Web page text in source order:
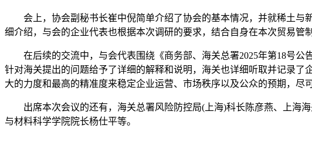
会上，协会副秘书长崔中倪简单介绍了协会的基本情况，并就稀土
细介绍，与会的企业代表也根据本次调研的要求，结合自身在本次贸易管
在后续的交流中，与会代表围绕《商务部、海关总署2025年第18号
针对海关提出的问题给予了详细的解释和说明，海关也详细听取并记录
大的力度和最高的精准度来稳定企业运营、市场秩序以及公众的预期，尽
出席本次会议的还有，海关总署风险防控局(上海)科长陈彦燕、上海
与材料科学学院院长杨仕平等。